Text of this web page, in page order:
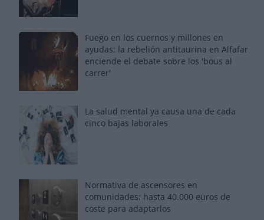
Fuego en los cuernos y millones en
ayudas: la rebelión antitaurina en Alfafar
enciende el debate sobre los 'bous al
carrer'
La salud mental ya causa una de cada
cinco bajas laborales
Normativa de ascensores en
comunidades: hasta 40.000 euros de
coste para adaptarlos